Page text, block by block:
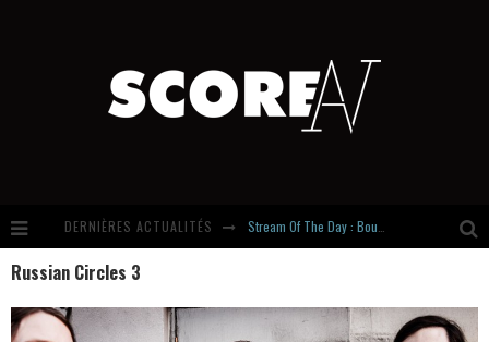
DERNIÈRES ACTUALITÉS
Hardcore, Actually. Meet Cút Lộn
Russian Circles 3